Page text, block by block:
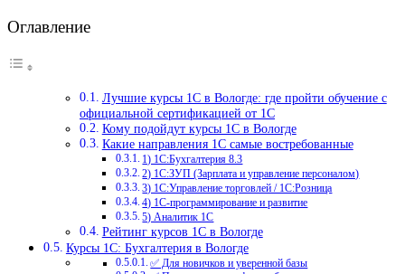
Оглавление
Лучшие курсы 1С в Вологде: где пройти обучение с
официальной сертификацией от 1С
Кому подойдут курсы 1С в Вологде
Какие направления 1С самые востребованные
1) 1С:Бухгалтерия 8.3
2) 1С:ЗУП (Зарплата и управление персоналом)
3) 1С:Управление торговлей / 1С:Розница
4) 1С-программирование и развитие
5) Аналитик 1С
Рейтинг курсов 1С в Вологде
Курсы 1С: Бухгалтерия в Вологде
✅ Для новичков и уверенной базы